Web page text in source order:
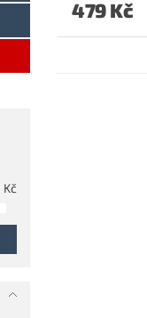
Kč
479 Kč